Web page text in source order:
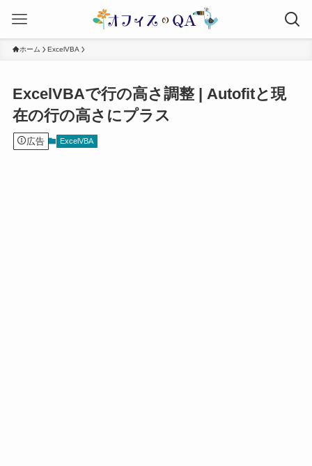
ホーム ExcelVBA
ExcelVBAで行の高さ調整 | Autofitと現
在の行の高さにプラス
広告 ExcelVBA